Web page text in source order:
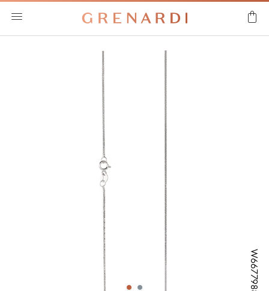
W66779887
W66779887
W66779887
W66779887